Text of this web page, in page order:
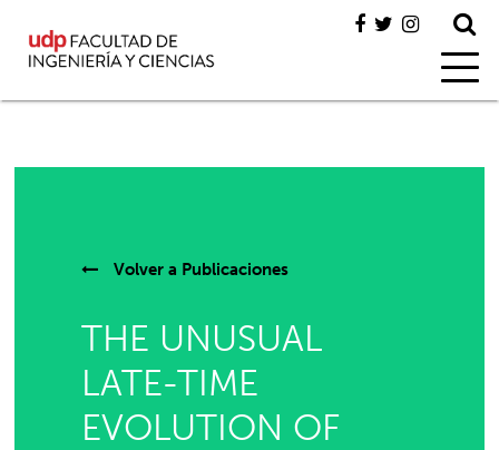
Volver a Publicaciones
THE UNUSUAL
LATE-TIME
EVOLUTION OF